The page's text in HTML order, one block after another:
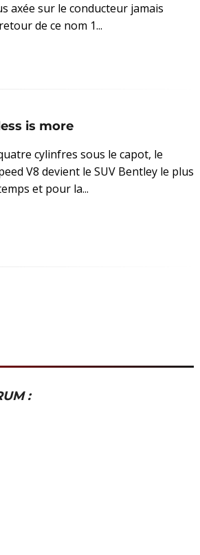
axée sur le conducteur jamais
de ce nom 1...
is more
cylinfres sous le capot, le
V8 devient le SUV Bentley le plus
et pour la...
: